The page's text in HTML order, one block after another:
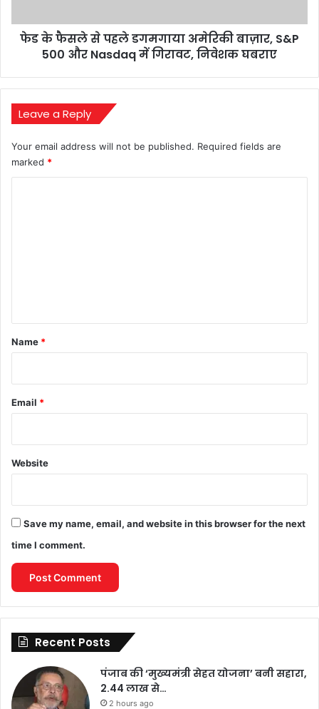
S&P
500
में
निवेशक
घबराए
फेड के फैसले से पहले डगमगाया अमेरिकी बाज़ार, S&P
500 और Nasdaq में गिरावट, निवेशक घबराए
Leave a Reply
Your email address will not be published. Required fields are
marked *
*
Name *
Email *
Website
Save my name, email, and website in this browser for the next
time I comment.
Recent Posts
पंजाब की ‘मुख्यमंत्री सेहत योजना’ बनी सहारा,
2.44 लाख से…
2 hours ago